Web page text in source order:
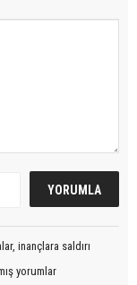
inançlara saldırı
yorumlar